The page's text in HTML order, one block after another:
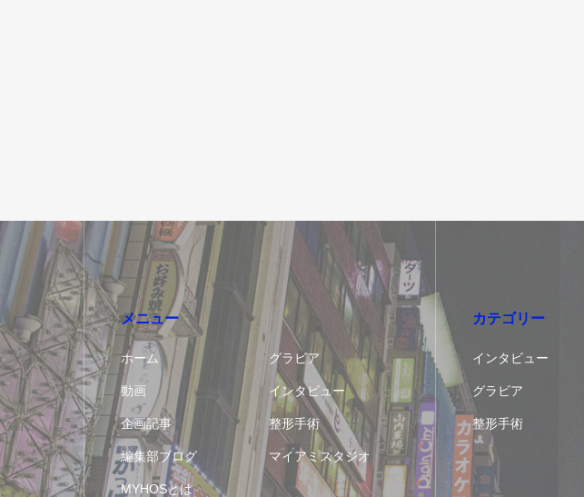
メニュー
ホーム グラビア
動画 インタビュー
企画記事 整形手術
編集部ブログ マイアミスタジオ
MYHOSとは
カテゴリー
インタビュー
グラビア
整形手術